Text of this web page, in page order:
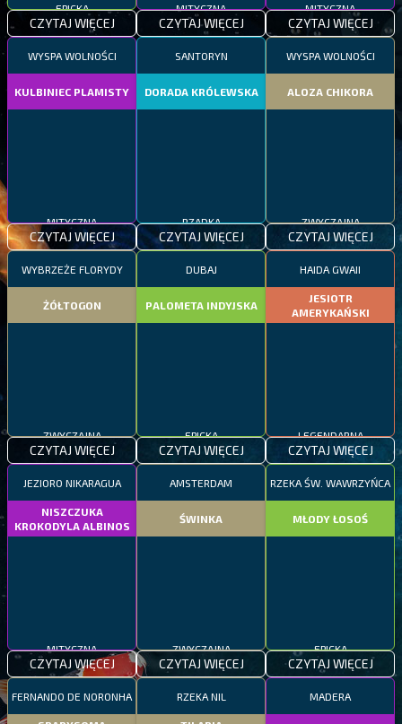
EPICKA
CZYTAJ WIĘCEJ
MITYCZNA
CZYTAJ WIĘCEJ
MITYCZNA
CZYTAJ WIĘCEJ
WYSPA WOLNOŚCI
KULBINIEC PLAMISTY
MITYCZNA
CZYTAJ WIĘCEJ
SANTORYN
DORADA KRÓLEWSKA
RZADKA
CZYTAJ WIĘCEJ
WYSPA WOLNOŚCI
ALOZA CHIKORA
ZWYCZAJNA
CZYTAJ WIĘCEJ
WYBRZEŻE FLORYDY
ŻÓŁTOGON
ZWYCZAJNA
CZYTAJ WIĘCEJ
DUBAJ
PALOMETA INDYJSKA
EPICKA
CZYTAJ WIĘCEJ
HAIDA GWAII
JESIOTR
AMERYKAŃSKI
LEGENDARNA
CZYTAJ WIĘCEJ
JEZIORO NIKARAGUA
NISZCZUKA
KROKODYLA ALBINOS
MITYCZNA
CZYTAJ WIĘCEJ
AMSTERDAM
ŚWINKA
ZWYCZAJNA
CZYTAJ WIĘCEJ
RZEKA ŚW. WAWRZYŃCA
MŁODY ŁOSOŚ
EPICKA
CZYTAJ WIĘCEJ
FERNANDO DE NORONHA RZEKA NIL MADERA